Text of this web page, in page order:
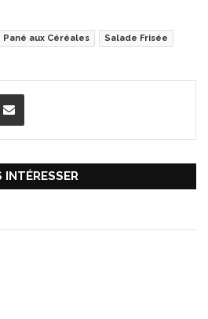
Pané aux Céréales Salade Frisée
INTÉRESSER